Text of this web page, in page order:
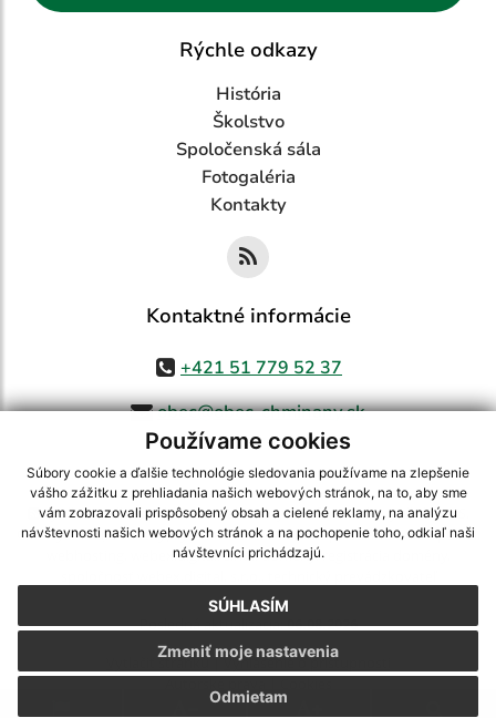
Používame cookies
Súbory cookie a ďalšie technológie sledovania používame na zlepšenie
vášho zážitku z prehliadania našich webových stránok, na to, aby sme
vám zobrazovali prispôsobený obsah a cielené reklamy, na analýzu
návštevnosti našich webových stránok a na pochopenie toho, odkiaľ naši
návštevníci prichádzajú.
SÚHLASÍM
Odmietam
Zmeniť moje nastavenia
Rýchle odkazy
História
Školstvo
Spoločenská sála
Fotogaléria
Kontakty
Kontaktné informácie
+421 51 779 52 37
obec@obec-chminany.sk
využite možnosť získavania aktuálnych informácií s využitím RSS
CMS systém (redakčný) systém ECHELON 2,Mapa stránok,web portál
webex.digital, s.r.o.,domény,registrácia domény
Posledná aktualizácia:06.08.2026
Vytlačiť stránku|Vyhlásenie o prístupnosti